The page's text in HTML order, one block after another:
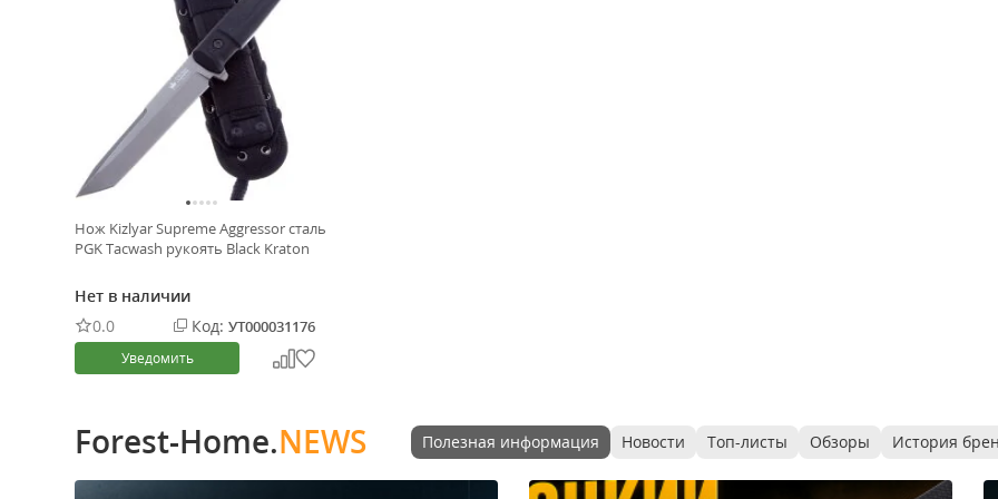
Нож Kizlyar Supreme Aggressor сталь
PGK Tacwash рукоять Black Kraton
Нет в наличии
0.0
Код: УТ000031176
Уведомить
Forest-Home.NEWS Полезная информация Новости Топ-листы Обзоры История